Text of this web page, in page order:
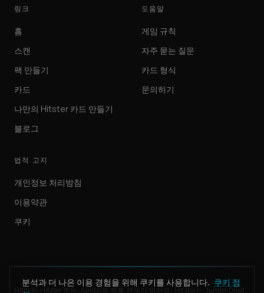
링크
홈
스캔
팩 만들기
카드
나만의 Hitster 카드 만들기
블로그
도움말
게임 규칙
자주 묻는 질문
카드 형식
문의하기
법적 고지
개인정보 처리방침
이용약관
쿠키
Hitify는 Hitster 또는 Jumbo와 제휴 관계가 없어요. Hitster는 Jumbo Diset,
분석과 더 나은 이용 경험을 위해 쿠키를 사용합니다. 쿠키 정